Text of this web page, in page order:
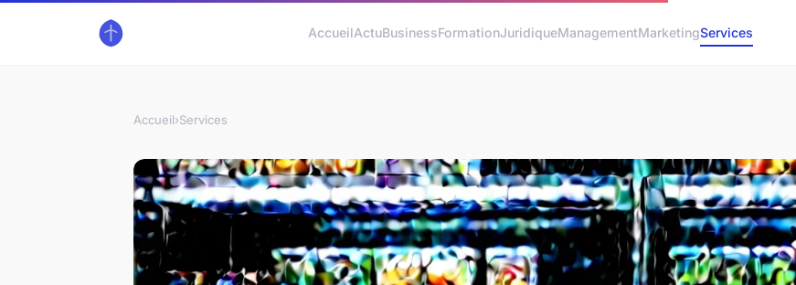
AccueilActuBusinessFormationJuridiqueManagementMarketingServices
Accueil›Services